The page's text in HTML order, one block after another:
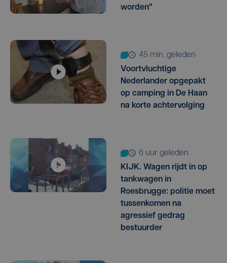
worden"
45 min. geleden
Voortvluchtige
Nederlander opgepakt
op camping in De Haan
na korte achtervolging
6 uur geleden
KIJK. Wagen rijdt in op
tankwagen in
Roesbrugge: politie moet
tussenkomen na
agressief gedrag
bestuurder